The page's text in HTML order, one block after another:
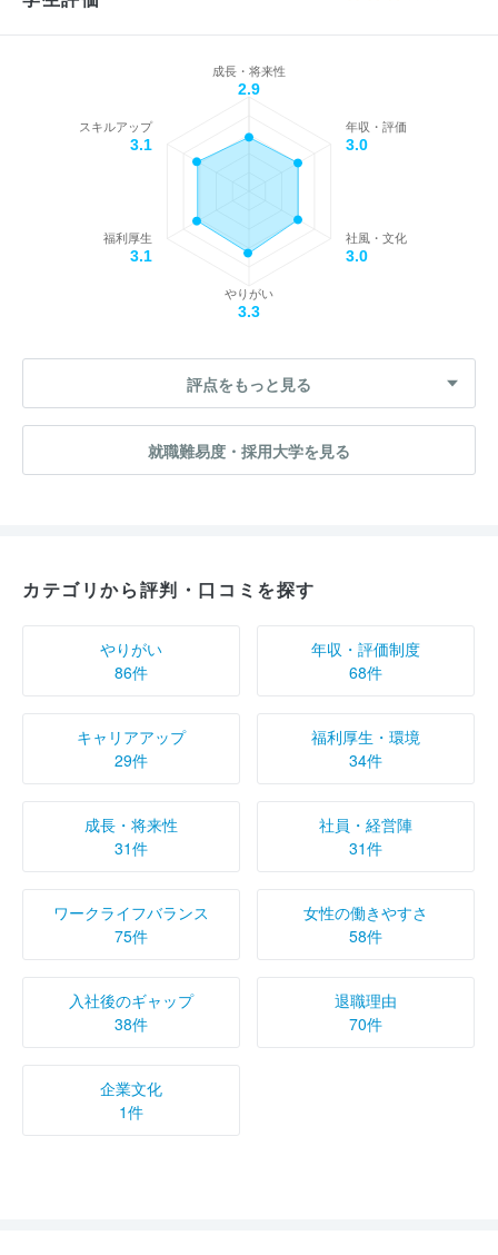
成長・将来性
2.9
年収・評価
3.0
社風・文化
3.0
やりがい
3.3
福利厚生
3.1
スキルアップ
3.1
評点をもっと見る
就職難易度・採用大学を見る
カテゴリから評判・口コミを探す
やりがい
86件
年収・評価制度
68件
キャリアアップ
29件
福利厚生・環境
34件
成長・将来性
31件
社員・経営陣
31件
ワークライフバランス
75件
女性の働きやすさ
58件
入社後のギャップ
38件
退職理由
70件
企業文化
1件